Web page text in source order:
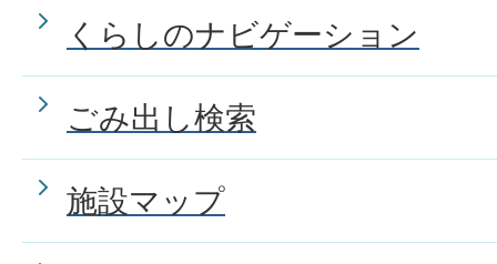
くらしのナビゲーション
ごみ出し検索
施設マップ